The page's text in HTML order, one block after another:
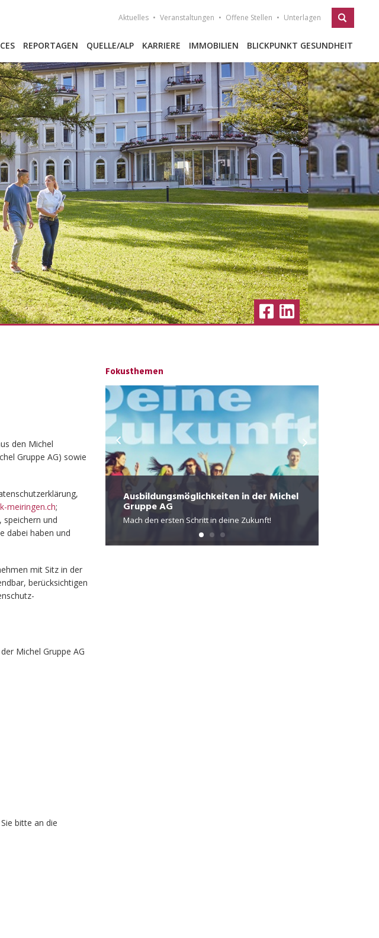
Aktuelles Veranstaltungen Offene Stellen Unterlagen
REPORTAGEN QUELLE/ALP KARRIERE IMMOBILIEN BLICKPUNKT GESUNDHEIT
den Michel
Gruppe AG) sowie
meiringen.ch;
speichern und
dabei haben und
mit Sitz in der
berücksichtigen
Michel Gruppe AG
bitte an die
Fokusthemen
Michel Gruppe
Ausbildungsmöglichkeiten in der Michel
Gruppe AG
Mach den ersten Schritt in deine Zukunft!